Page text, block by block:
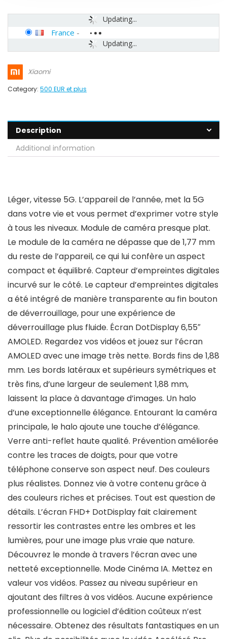
Updating...
Updating...
France -
Xiaomi
Category: 500 EUR et plus
Description
Additional information
Léger, vitesse 5G. L’appareil de l’année, met la 5G
dans votre vie et vous permet d’exprimer votre style
à tous les niveaux. Module de caméra presque plat.
Le module de la caméra ne dépasse que de 1,77 mm
du reste de l’appareil, ce qui lui confère un aspect
compact et équilibré. Capteur d’empreintes digitales
incurvé sur le côté. Le capteur d’empreintes digitales
a été intégré de manière transparente au fin bouton
de déverrouillage, pour une expérience de
déverrouillage plus fluide. Écran DotDisplay 6,55″
AMOLED. Regardez vos vidéos et jouez sur l’écran
AMOLED avec une image très nette. Bords fins de 1,88
mm. Les bords latéraux et supérieurs symétriques et
très fins, d’une largeur de seulement 1,88 mm,
laissent la place à davantage d’images. Un halo
d’une exceptionnelle élégance. Entourant la caméra
principale, le halo ajoute une touche d’élégance.
Verre anti-reflet haute qualité. Prévention améliorée
contre les traces de doigts, pour que votre
téléphone conserve son aspect neuf. Des couleurs
plus réalistes. Donnez vie à votre contenu grâce à
des couleurs riches et précises. Tout est question de
détails. L’écran FHD+ DotDisplay fait clairement
ressortir les contrastes entre les ombres et les
lumières, pour une image plus vraie que nature.
Découvrez le monde à travers l’écran avec une
netteté exceptionnelle. Mode Cinéma IA. Mettez en
valeur vos vidéos. Passez au niveau supérieur en
ajoutant des filtres à vos vidéos. Aucune expérience
professionnelle ou logiciel d’édition coûteux n’est
nécessaire. Obtenez des résultats fantastiques en un